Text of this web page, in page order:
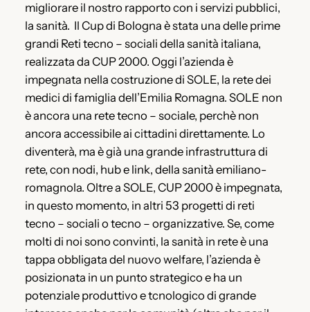
migliorare il nostro rapporto con i servizi pubblici,
la sanità. Il Cup di Bologna è stata una delle prime
grandi Reti tecno – sociali della sanità italiana,
realizzata da CUP 2000. Oggi l’azienda è
impegnata nella costruzione di SOLE, la rete dei
medici di famiglia dell’Emilia Romagna. SOLE non
è ancora una rete tecno – sociale, perchè non
ancora accessibile ai cittadini direttamente. Lo
diventerà, ma è già una grande infrastruttura di
rete, con nodi, hub e link, della sanità emiliano-
romagnola. Oltre a SOLE, CUP 2000 è impegnata,
in questo momento, in altri 53 progetti di reti
tecno – sociali o tecno – organizzative. Se, come
molti di noi sono convinti, la sanità in rete è una
tappa obbligata del nuovo welfare, l’azienda è
posizionata in un punto strategico e ha un
potenziale produttivo e tcnologico di grande